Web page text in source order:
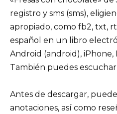
registro y sms (sms),
apropiado, como fb2, txt,
español en un libro
Android (android), iPhone,
También puedes
Antes de descargar,
anotaciones, así como